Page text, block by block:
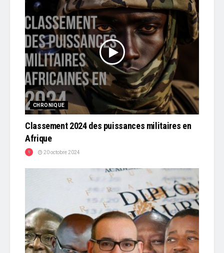
CHRONIQUE
Classement 2024 des puissances militaires en
Afrique
20 octobre 2024